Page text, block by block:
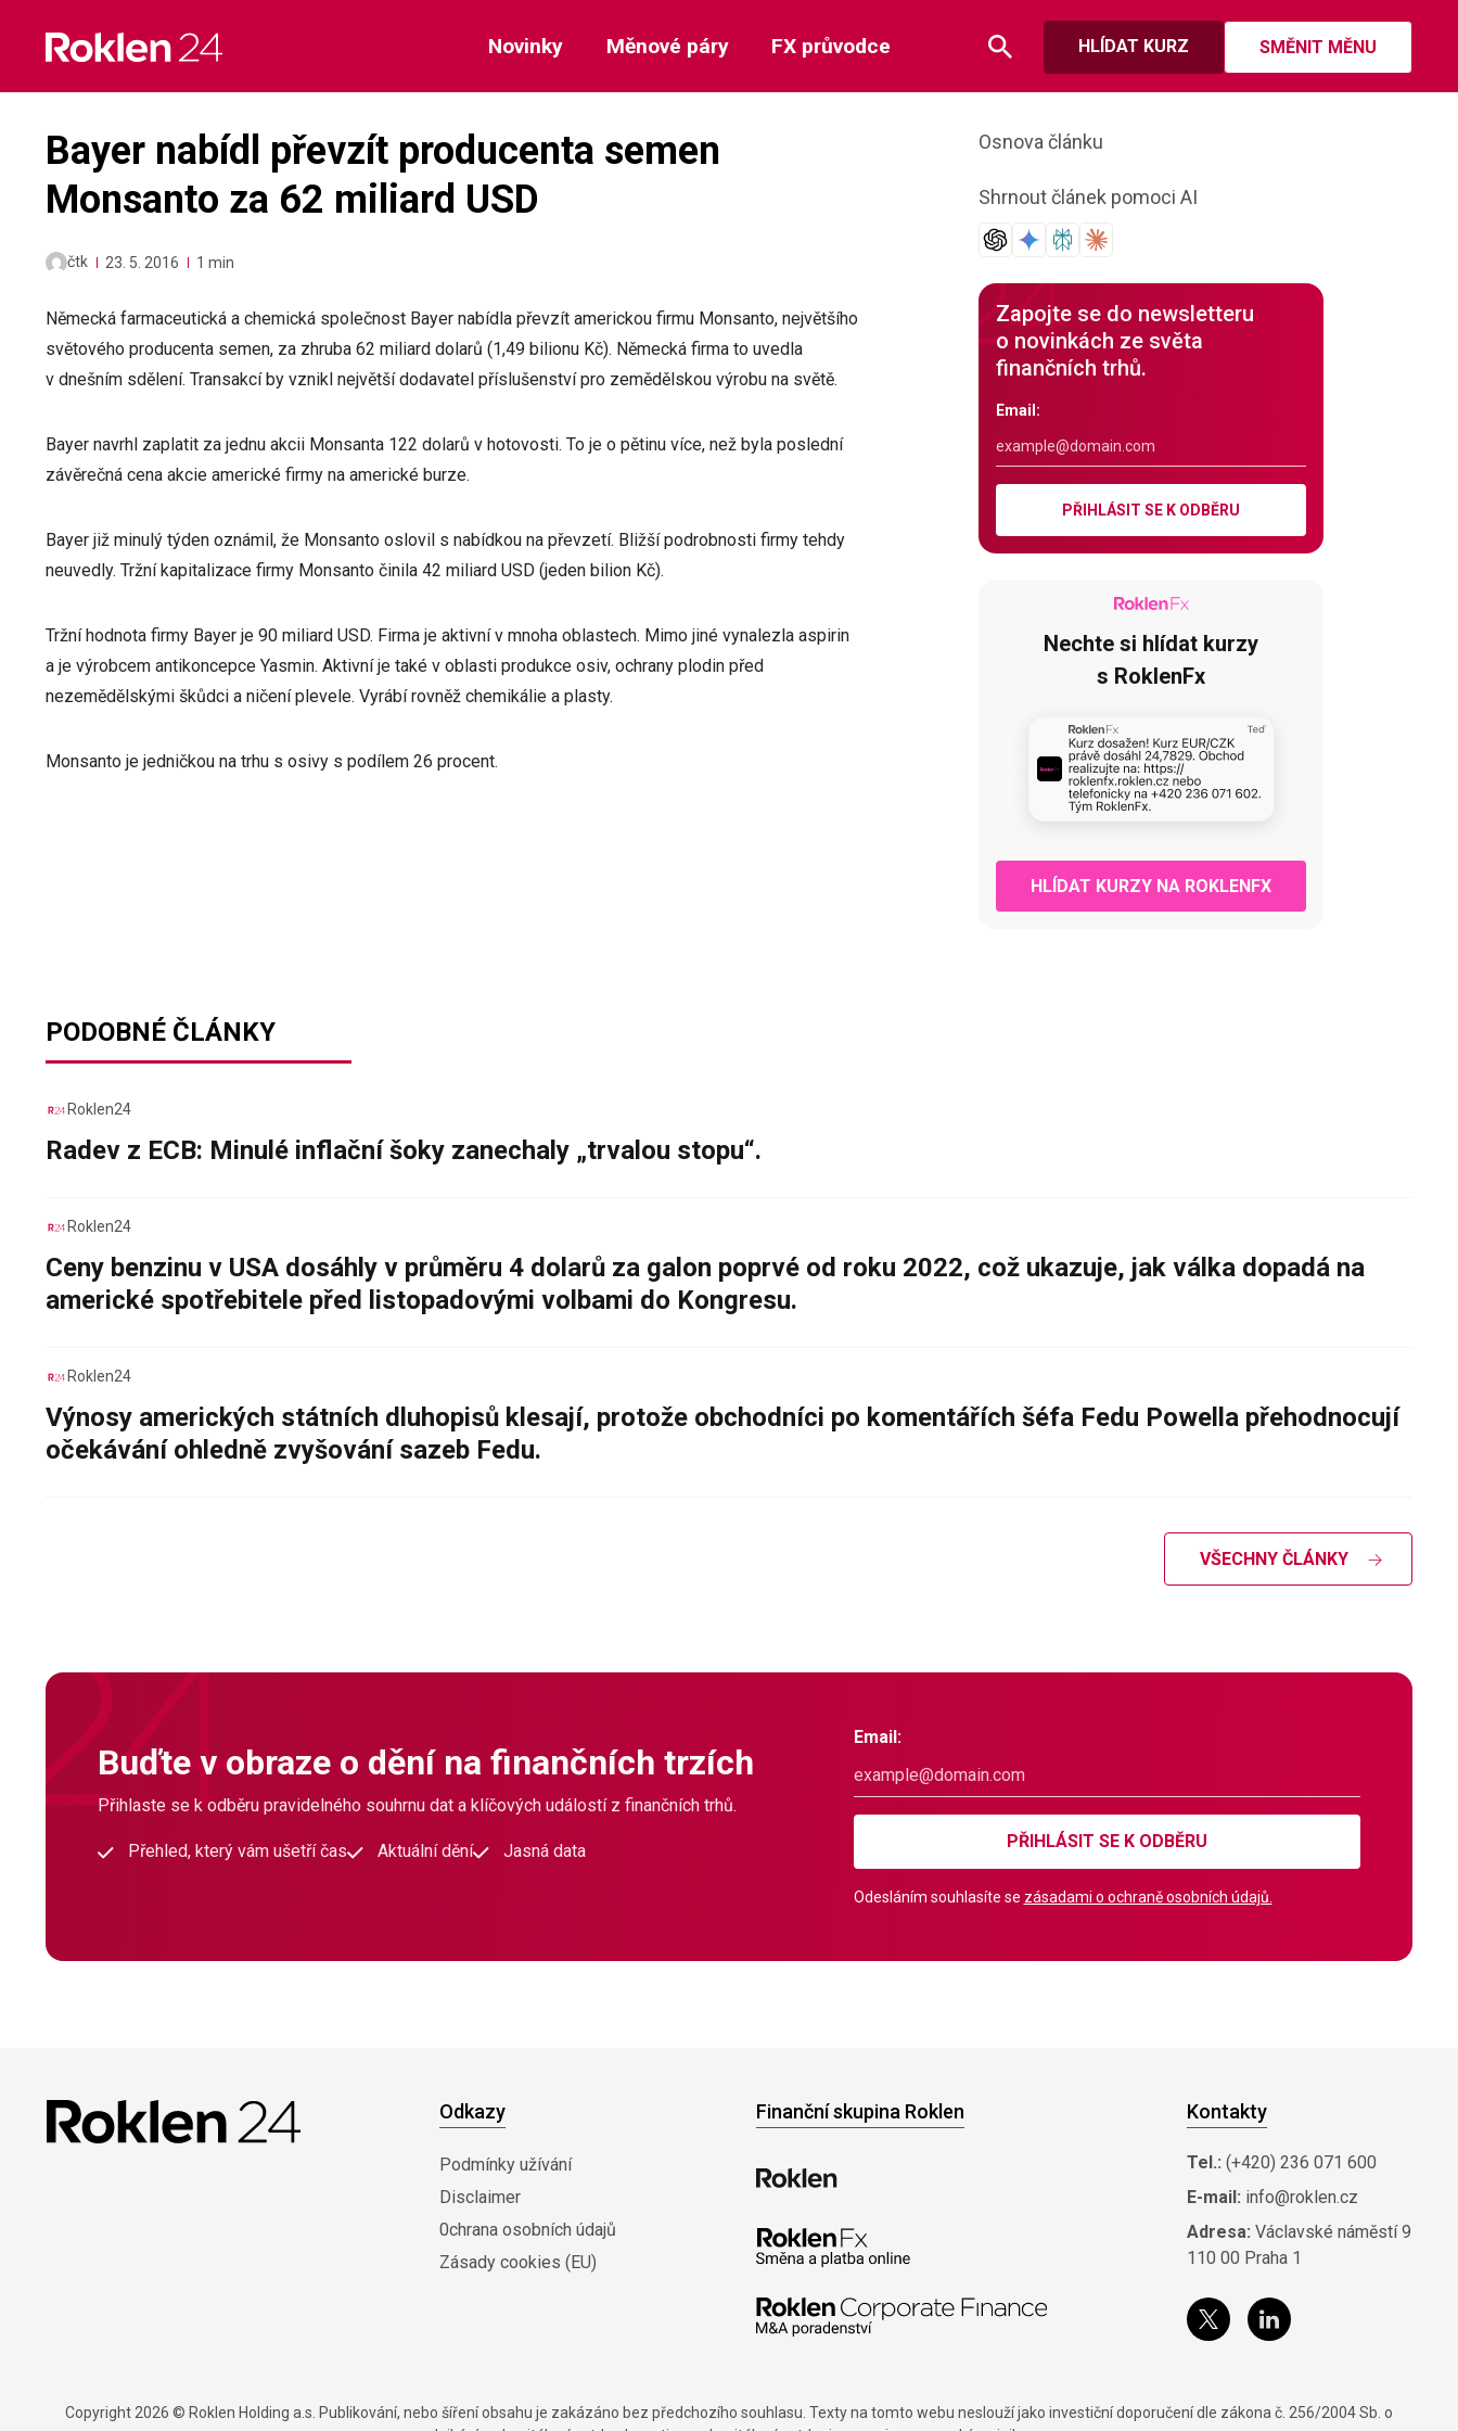
content
HLÍDAT KURZ SMĚNIT MĚNU
Novinky Měnové páry FX průvodce
Bayer nabídl převzít producenta semen
Monsanto za 62 miliard USD
čtk 23. 5. 2016 1 min
Německá farmaceutická a chemická společnost Bayer nabídla převzít americkou firmu Monsanto, největšího
světového producenta semen, za zhruba 62 miliard dolarů (1,49 bilionu Kč). Německá firma to uvedla
v dnešním sdělení. Transakcí by vznikl největší dodavatel příslušenství pro zemědělskou výrobu na světě.
Bayer navrhl zaplatit za jednu akcii Monsanta 122 dolarů v hotovosti. To je o pětinu více, než byla poslední
závěrečná cena akcie americké firmy na americké burze.
Bayer již minulý týden oznámil, že Monsanto oslovil s nabídkou na převzetí. Bližší podrobnosti firmy tehdy
neuvedly. Tržní kapitalizace firmy Monsanto činila 42 miliard USD (jeden bilion Kč).
Tržní hodnota firmy Bayer je 90 miliard USD. Firma je aktivní v mnoha oblastech. Mimo jiné vynalezla aspirin
a je výrobcem antikoncepce Yasmin. Aktivní je také v oblasti produkce osiv, ochrany plodin před
nezemědělskými škůdci a ničení plevele. Vyrábí rovněž chemikálie a plasty.
Monsanto je jedničkou na trhu s osivy s podílem 26 procent.
Osnova článku
Shrnout článek pomoci AI
Zapojte se do newsletteru
o novinkách ze světa
finančních trhů.
Email:
PŘIHLÁSIT SE K ODBĚRU
Nechte si hlídat kurzy
s RoklenFx
HLÍDAT KURZY NA ROKLENFX
PODOBNÉ ČLÁNKY
Roklen24
Radev z ECB: Minulé inflační šoky zanechaly „trvalou stopu“.
Roklen24
Ceny benzinu v USA dosáhly v průměru 4 dolarů za galon poprvé od roku 2022, což ukazuje, jak válka dopadá na
americké spotřebitele před listopadovými volbami do Kongresu.
Roklen24
Výnosy amerických státních dluhopisů klesají, protože obchodníci po komentářích šéfa Fedu Powella přehodnocují
očekávání ohledně zvyšování sazeb Fedu.
VŠECHNY ČLÁNKY
Buďte v obraze o dění na finančních trzích
Přihlaste se k odběru pravidelného souhrnu dat a klíčových událostí z finančních trhů.
Přehled, který vám ušetří čas Aktuální dění Jasná data
Email:
PŘIHLÁSIT SE K ODBĚRU
Odesláním souhlasíte se zásadami o ochraně osobních údajů.
Odkazy
Podmínky užívání
Disclaimer
0chrana osobních údajů
Zásady cookies (EU)
Finanční skupina Roklen Kontakty
Tel.: (+420) 236 071 600
E-mail: info@roklen.cz
Adresa: Václavské náměstí 9
110 00 Praha 1
Copyright 2026 © Roklen Holding a.s. Publikování, nebo šíření obsahu je zakázáno bez předchozího souhlasu. Texty na tomto webu neslouží jako investiční doporučení dle zákona č. 256/2004 Sb. o